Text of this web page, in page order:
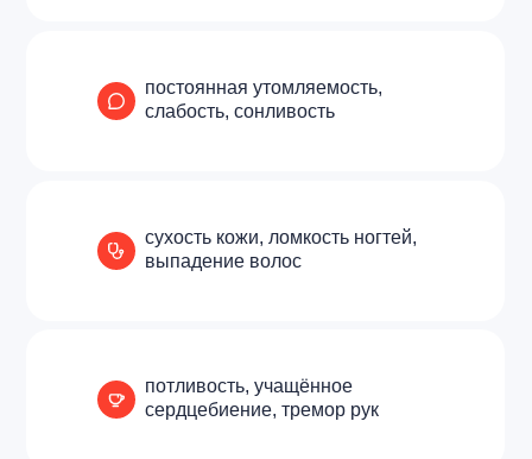
сухость кожи, ломкость ногтей,
выпадение волос
потливость, учащённое
сердцебиение, тремор рук
постоянная утомляемость,
слабость, сонливость